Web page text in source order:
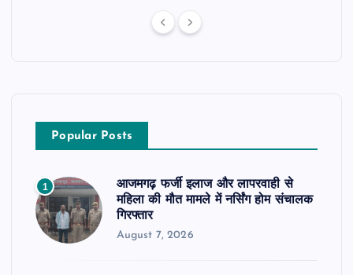
Popular Posts
1
आजमगढ़ फर्जी इलाज और लापरवाही से
महिला की मौत मामले में नर्सिंग होम संचालक
गिरफ्तार
August 7, 2026